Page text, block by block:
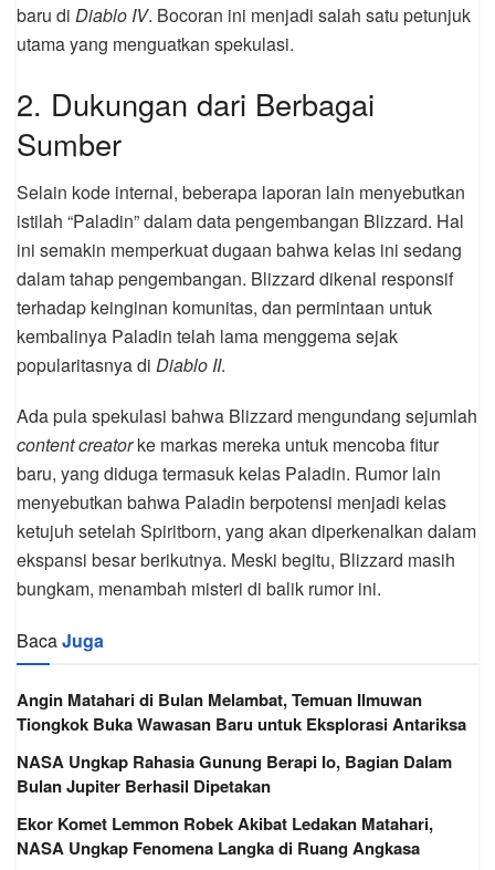
baru di Diablo IV. Bocoran ini menjadi salah satu petunjuk
utama yang menguatkan spekulasi.
2. Dukungan dari Berbagai
Sumber
Selain kode internal, beberapa laporan lain menyebutkan
istilah “Paladin” dalam data pengembangan Blizzard. Hal
ini semakin memperkuat dugaan bahwa kelas ini sedang
dalam tahap pengembangan. Blizzard dikenal responsif
terhadap keinginan komunitas, dan permintaan untuk
kembalinya Paladin telah lama menggema sejak
popularitasnya di Diablo II.
Ada pula spekulasi bahwa Blizzard mengundang sejumlah
content creatorke markas mereka untuk mencoba fitur
baru, yang diduga termasuk kelas Paladin. Rumor lain
menyebutkan bahwa Paladin berpotensi menjadi kelas
ketujuh setelah Spiritborn, yang akan diperkenalkan dalam
ekspansi besar berikutnya. Meski begitu, Blizzard masih
bungkam, menambah misteri di balik rumor ini.
BacaJuga
Angin Matahari di Bulan Melambat, Temuan Ilmuwan
Tiongkok Buka Wawasan Baru untuk Eksplorasi Antariksa
NASA Ungkap Rahasia Gunung Berapi Io, Bagian Dalam
Bulan Jupiter Berhasil Dipetakan
Ekor Komet Lemmon Robek Akibat Ledakan Matahari,
NASA Ungkap Fenomena Langka di Ruang Angkasa